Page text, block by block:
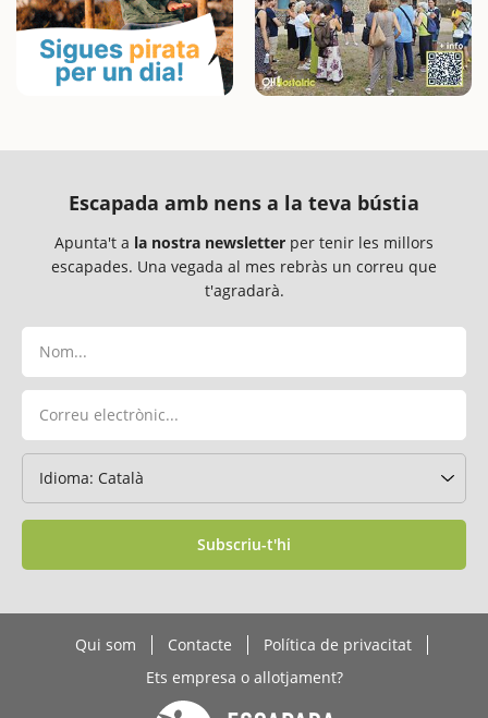
Escapada amb nens a la teva bústia
Apunta't a la nostra newsletter per tenir les millors
escapades. Una vegada al mes rebràs un correu que
t'agradarà.
Subscriu-t'hi
Qui som Contacte
Política de privacitat
Ets empresa o allotjament?